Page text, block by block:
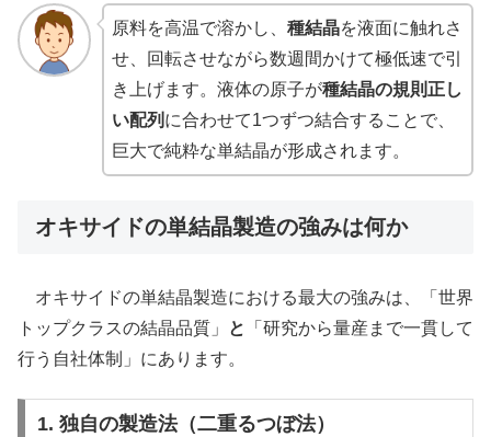
原料を高温で溶かし、 種結晶を液面に触れさ
せ、回転させながら数週間かけて極低速で引
き上げます。液体の原子が種結晶の規則正し
い配列 に合わせて1つずつ結合することで、
巨大で純粋な単結晶が形成されます。
オキサイドの単結晶製造の強みは何か
オキサイドの単結晶製造における最大の強みは、「世界
トップクラスの結晶品質」
と
「研究から量産まで一貫して
行う自社体制」にあります。
1. 独自の製造法（二重るつぼ法）